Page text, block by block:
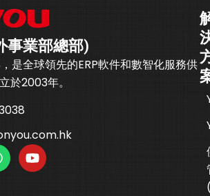
事業部總部)
是全球領先的ERP軟件和數智化服務供
於2003年。